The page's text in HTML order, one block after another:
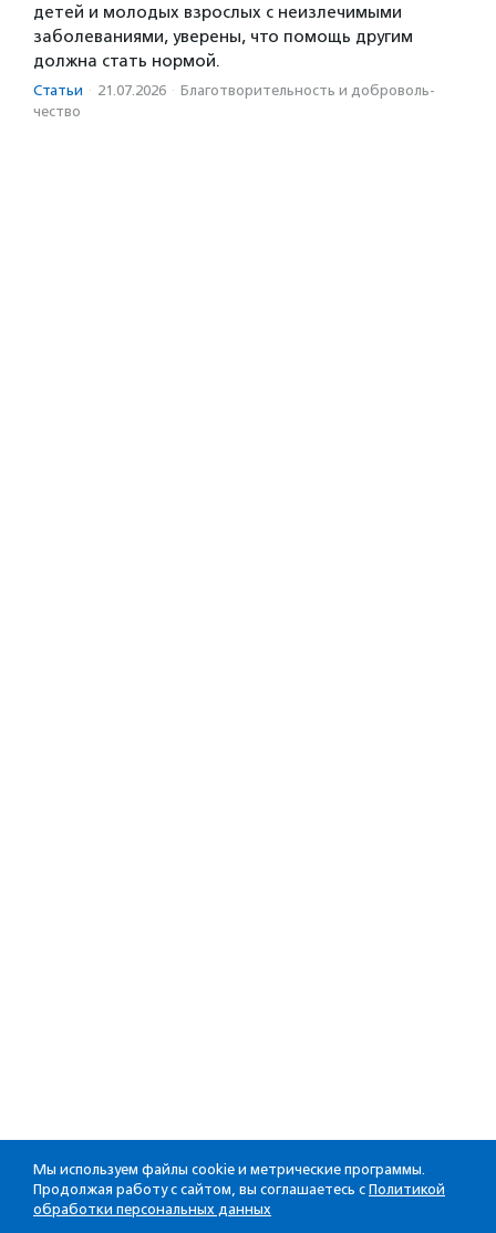
детей и молодых взрослых с неизлечимыми
заболеваниями, уверены, что помощь другим
должна стать нормой.
Статьи · 21.07.2026 · Благотвори­тель­ность и доброволь­
чест­во
Мы используем файлы cookie и метрические программы.
Продолжая работу с сайтом, вы соглашаетесь с Политикой
обработки персональных данных